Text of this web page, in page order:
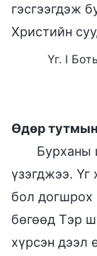
гэсгээгдэж
Христийн
Үг. I
Өдөр
Бурханы
үзэгджээ. Үг
бол догшрох
бөгөөд Тэр
хүрсэн дээл